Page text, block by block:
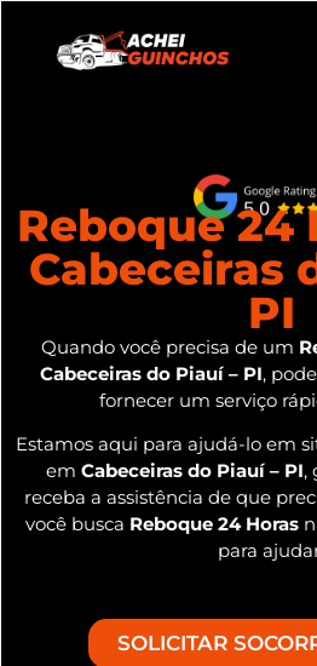
Reboque 24
Cabeceiras
PI
Quando você precisa de um
Cabeceiras do Piauí – PI,
fornecer um serviço
Estamos aqui para ajudá-lo em
em Cabeceiras do Piauí – PI,
receba a assistência de que
você busca Reboque 24 Horas
para
SOLICITAR